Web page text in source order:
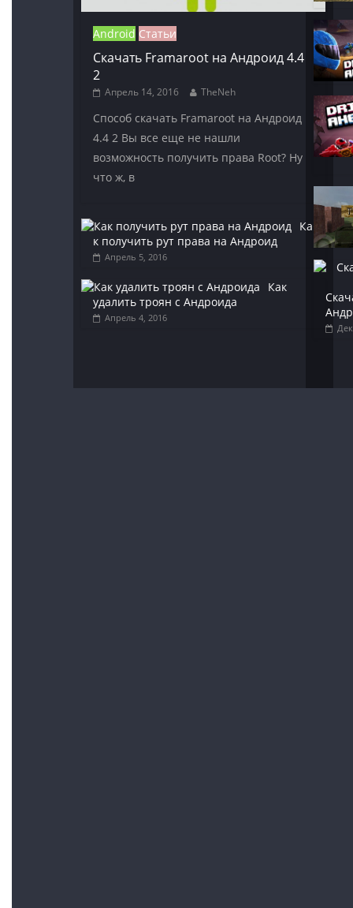
Android Статьи
Скачать Framaroot на Андроид 4.4
2
Апрель 14, 2016 TheNeh
Способ скачать Framaroot на Андроид
4.4 2 Вы все еще не нашли
возможность получить права Root? Ну
что ж, в
Ка
к получить рут права на Андроид
Апрель 5, 2016
Как
удалить троян с Андроида
Апрель 4, 2016